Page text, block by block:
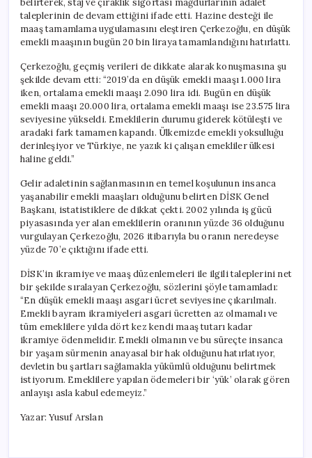
taleplerinin de devam ettiğini ifade etti. Hazine desteği ile
maaş tamamlama uygulamasını eleştiren Çerkezoğlu, en düşük
emekli maaşının bugün 20 bin liraya tamamlandığını hatırlattı.
Çerkezoğlu, geçmiş verileri de dikkate alarak konuşmasına şu
şekilde devam etti: “2019’da en düşük emekli maaşı 1.000 lira
iken, ortalama emekli maaşı 2.090 lira idi. Bugün en düşük
emekli maaşı 20.000 lira, ortalama emekli maaşı ise 23.575 lira
seviyesine yükseldi. Emeklilerin durumu giderek kötüleşti ve
aradaki fark tamamen kapandı. Ülkemizde emekli yoksulluğu
derinleşiyor ve Türkiye, ne yazık ki çalışan emekliler ülkesi
haline geldi.”
Gelir adaletinin sağlanmasının en temel koşulunun insanca
yaşanabilir emekli maaşları olduğunu belirten DİSK Genel
Başkanı, istatistiklere de dikkat çekti. 2002 yılında iş gücü
piyasasında yer alan emeklilerin oranının yüzde 36 olduğunu
vurgulayan Çerkezoğlu, 2026 itibarıyla bu oranın neredeyse
yüzde 70’e çıktığını ifade etti.
DİSK’in ikramiye ve maaş düzenlemeleri ile ilgili taleplerini net
bir şekilde sıralayan Çerkezoğlu, sözlerini şöyle tamamladı:
“En düşük emekli maaşı asgari ücret seviyesine çıkarılmalı.
Emekli bayram ikramiyeleri asgari ücretten az olmamalı ve
tüm emeklilere yılda dört kez kendi maaş tutarı kadar
ikramiye ödenmelidir. Emekli olmanın ve bu süreçte insanca
bir yaşam sürmenin anayasal bir hak olduğunu hatırlatıyor,
devletin bu şartları sağlamakla yükümlü olduğunu belirtmek
istiyorum. Emeklilere yapılan ödemeleri bir ‘yük’ olarak gören
anlayışı asla kabul edemeyiz.”
Yazar: Yusuf Arslan